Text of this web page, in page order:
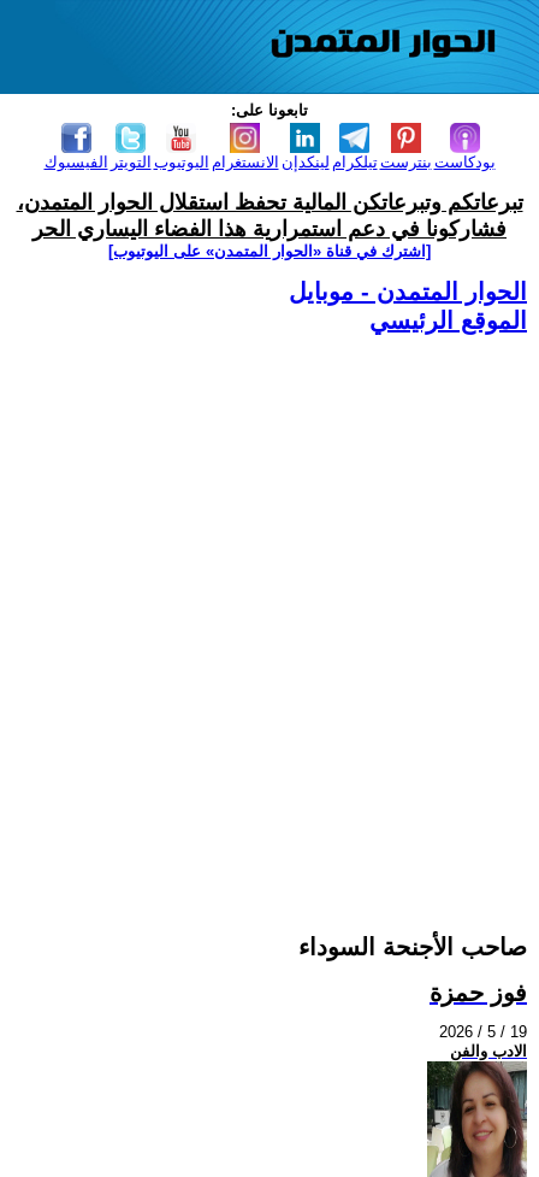
تابعونا على:
الفيسبوك التويتر اليوتيوب الانستغرام لينكدإن تيلكرامبنترست بودكاست
تبرعاتكم وتبرعاتكن المالية تحفظ استقلال الحوار المتمدن،
فشاركونا في دعم استمرارية هذا الفضاء اليساري الحر
[اشترك في قناة ‫«الحوار المتمدن» على اليوتيوب]
الحوار المتمدن - موبايل
الموقع الرئيسي
صاحب الأجنحة السوداء
فوز حمزة
2026 / 5 / 19
الادب والفن